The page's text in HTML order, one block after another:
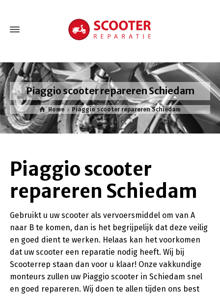
Piaggio scooter repareren Schiedam
Home Piaggio scooter repareren Schiedam
Piaggio scooter
repareren Schiedam
Gebruikt u uw scooter als vervoersmiddel om van A
naar B te komen, dan is het begrijpelijk dat deze veilig
en goed dient te werken. Helaas kan het voorkomen
dat uw scooter een reparatie nodig heeft. Wij bij
Scooterrep staan dan voor u klaar! Onze vakkundige
monteurs zullen uw Piaggio scooter in Schiedam snel
en goed repareren. Wij doen te allen tijden ons best